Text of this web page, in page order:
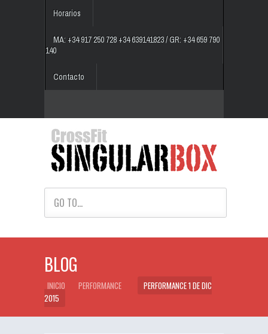
Horarios
MA: +34 917 250 728 +34 639141823 / GR: +34 659 790
140
Contacto
GO TO...
BLOG
INICIO PERFORMANCE
PERFORMANCE 1 DE DIC
2015